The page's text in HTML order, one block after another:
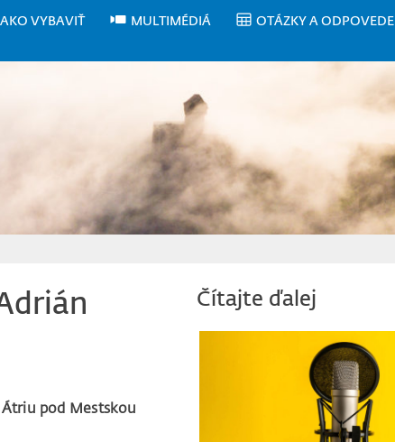
AKO VYBAVIŤ MULTIMÉDIÁ
OTÁZKY A ODPOVEDE
pod Mestskou
Čítajte ďalej